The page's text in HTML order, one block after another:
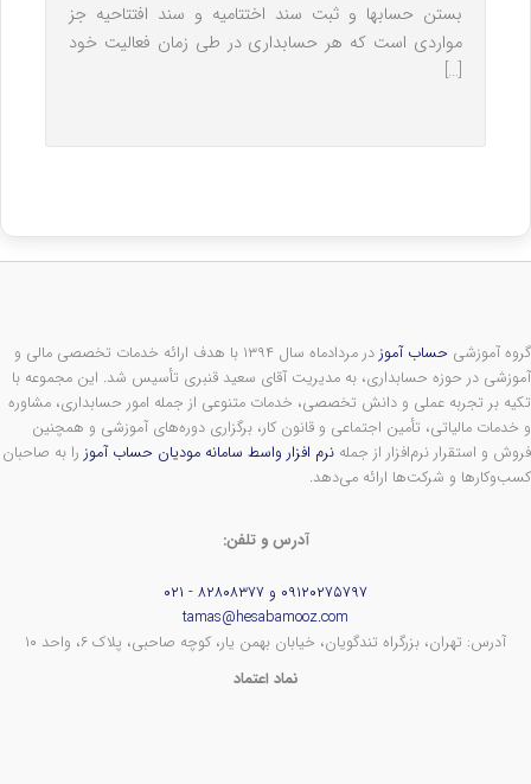
بستن حساب‎ها و ثبت سند اختتامیه و سند افتتاحیه جز
مواردی است که هر حسابداری در طی زمان فعالیت خود
[…]
گروه آموزشی حساب آموز
در مردادماه سال ۱۳۹۴ با هدف ارائه خدمات تخصصی مالی و
آموزشی در حوزه حسابداری، به مدیریت آقای سعید قنبری تأسیس شد. این مجموعه با
تکیه بر تجربه عملی و دانش تخصصی، خدمات متنوعی از جمله امور حسابداری، مشاوره
و خدمات مالیاتی، تأمین اجتماعی و قانون کار، برگزاری دوره‌های آموزشی و همچنین
فروش و استقرار نرم‌افزار از جمله نرم افزار واسط سامانه مودیان حساب آموز را به صاحبان
کسب‌وکارها و شرکت‌ها ارائه می‌دهد.
آدرس و تلفن:
۰۹۱۲۰۲۷۵۷۹۷ و ۸۲۸۰۸۳۷۷ - ۰۲۱
tamas@hesabamooz.com
آدرس: تهران، بزرگراه تندگویان، خیابان بهمن یار، کوچه صاحبی، پلاک ۶، واحد ۱۰
نماد اعتماد